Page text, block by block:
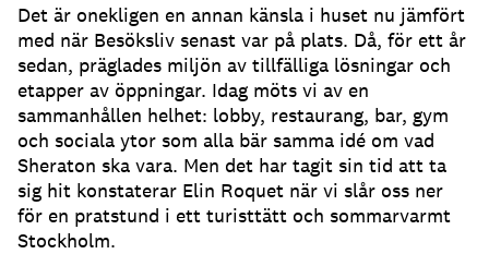
Det är onekligen en annan känsla i huset nu jämfört
med när Besöksliv senast var på plats. Då, för ett år
sedan, präglades miljön av tillfälliga lösningar och
etapper av öppningar. Idag möts vi av en
sammanhållen helhet: lobby, restaurang, bar, gym
och sociala ytor som alla bär samma idé om vad
Sheraton ska vara. Men det har tagit sin tid att ta
sig hit konstaterar Elin Roquet när vi slår oss ner
för en pratstund i ett turisttätt och sommarvarmt
Stockholm.